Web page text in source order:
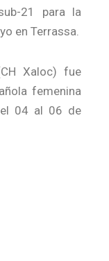
21 para la
en Terrassa.
Xaloc) fue
femenina
04 al 06 de